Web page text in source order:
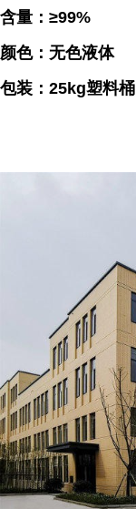
含量：≥99%
颜色：无色液体
包装：25kg塑料桶